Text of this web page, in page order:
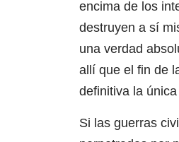
encima de los
destruyen a sí
una verdad
allí que el fin de
definitiva la
Si las guerras